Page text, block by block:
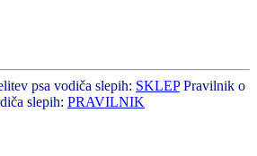
psa vodiča slepih: SKLEPPravilnik o
slepih: PRAVILNIK